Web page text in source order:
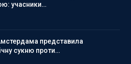
учасники…
представила
сукню проти…